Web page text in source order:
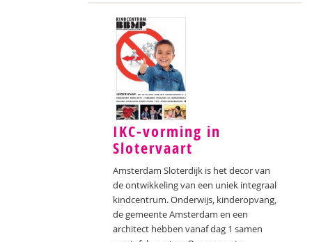
IKC-vorming in
Slotervaart
Amsterdam Sloterdijk is het decor van
de ontwikkeling van een uniek integraal
kindcentrum. Onderwijs, kinderopvang,
de gemeente Amsterdam en een
architect hebben vanaf dag 1 samen